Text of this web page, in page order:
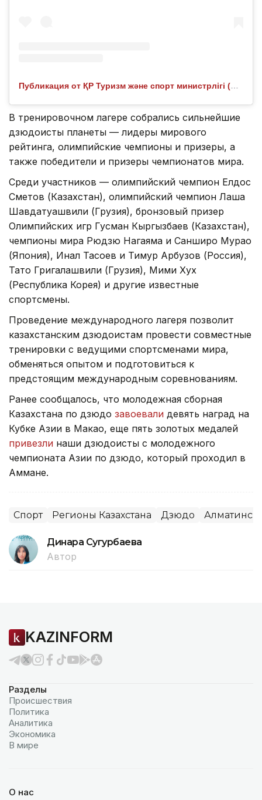
Публикация от ҚР Туризм және спорт министрлігі (@turizm_sport_ministrligi)
В тренировочном лагере собрались сильнейшие
дзюдоисты планеты — лидеры мирового
рейтинга, олимпийские чемпионы и призеры, а
также победители и призеры чемпионатов мира.
Среди участников — олимпийский чемпион Елдос
Сметов (Казахстан), олимпийский чемпион Лаша
Шавдатуашвили (Грузия), бронзовый призер
Олимпийских игр Гусман Кыргызбаев (Казахстан),
чемпионы мира Рюдзю Нагаяма и Санширо Мурао
(Япония), Инал Тасоев и Тимур Арбузов (Россия),
Тато Григалашвили (Грузия), Мими Хух
(Республика Корея) и другие известные
спортсмены.
Проведение международного лагеря позволит
казахстанским дзюдоистам провести совместные
тренировки с ведущими спортсменами мира,
обменяться опытом и подготовиться к
предстоящим международным соревнованиям.
Ранее сообщалось, что молодежная сборная
Казахстана по дзюдо завоевали девять наград на
Кубке Азии в Макао, еще пять золотых медалей
привезли наши дзюдоисты с молодежного
чемпионата Азии по дзюдо, который проходил в
Аммане.
Спорт Регионы Казахстана Дзюдо
Динара Сугурбаева
Автор
KAZINFORM
Разделы
Происшествия
Политика
Аналитика
Экономика
В мире
О нас